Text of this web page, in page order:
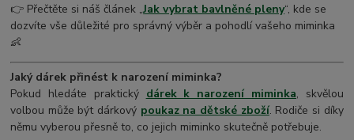
👉 Přečtěte si náš článek „Jak vybrat bavlněné pleny“, kde se
dozvíte vše důležité pro správný výběr a pohodlí vašeho miminka
👶
Jaký dárek přinést k narození miminka?
Pokud hledáte praktický dárek k narození miminka, skvělou
volbou může být dárkový poukaz na dětské zboží. Rodiče si díky
němu vyberou přesně to, co jejich miminko skutečně potřebuje.